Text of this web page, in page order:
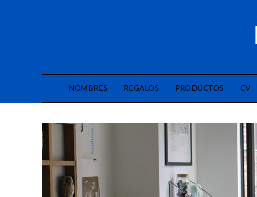
NOMBRES REGALOS PRODUCTOS CV